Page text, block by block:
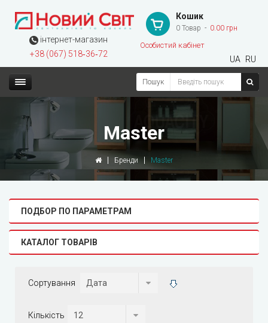
інтернет-магазин
+38 (067) 518‑36‑72
Кошик
0 Товар 0.00 грн
Особистий кабінет
UA RU
Пошук
Master
Бренди Master
ПОДБОР ПО ПАРАМЕТРАМ
КАТАЛОГ ТОВАРІВ
Сортування
Кількість